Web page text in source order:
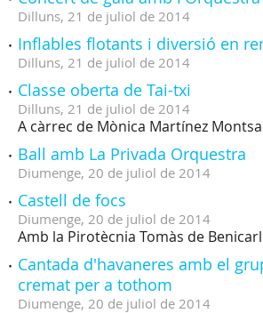
Dilluns, 21 de juliol de 2014
Inflables flotants i diversió en
Dilluns, 21 de juliol de 2014
Classe oberta de Tai-txi
Dilluns, 21 de juliol de 2014
A càrrec de Mònica Martínez
Ball amb La Privada Orquestra
Diumenge, 20 de juliol de 2014
Castell de focs
Diumenge, 20 de juliol de 2014
Amb la Pirotècnia Tomàs de
Cantada d'havaneres amb el
cremat per a tothom
Diumenge, 20 de juliol de 2014